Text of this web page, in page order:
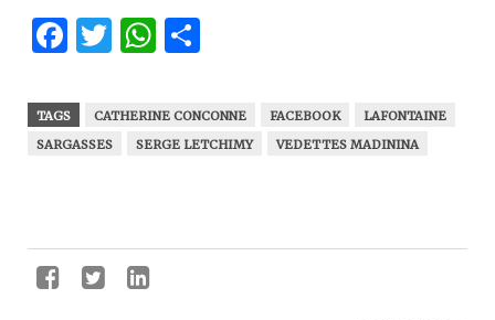
Facebook
Twitter
WhatsApp
TAGS CATHERINE CONCONNE FACEBOOK
LAFONTAINE
SARGASSES
SERGE LETCHIMY VEDETTES MADININA